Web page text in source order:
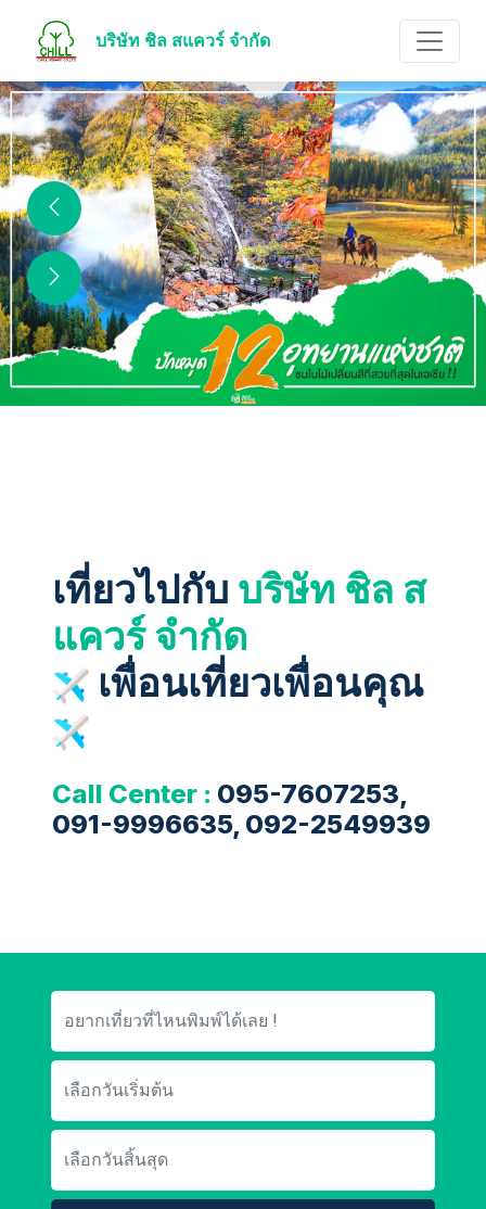
บริษัท ชิล สแควร์ จำกัด
เที่ยวไปกับ บริษัท ชิล ส
แควร์ จำกัด
เพื่อนเที่ยวเพื่อนคุณ
Call Center : 095-7607253,
091-9996635, 092-2549939